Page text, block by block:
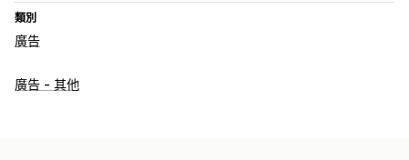
類別
廣告
廣告 - 其他